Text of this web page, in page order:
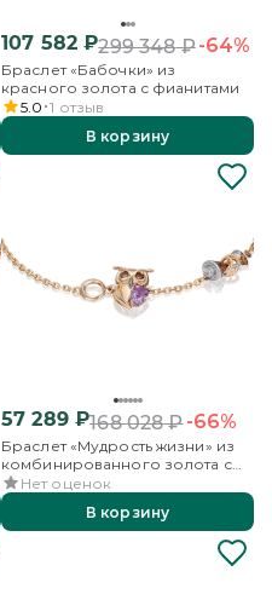
107 582 ₽299 348₽-64%
Браслет «Бабочки» из
красного золота с фианитами
5.0 1 отзыв
В корзину
57 289₽168 028₽-66%
Браслет «Мудрость жизни» из
комбинированного золота с
аметистом, кварцем дымчатым и
эмалью
Нет оценок
В корзину